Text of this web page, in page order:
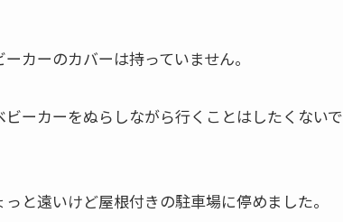
カーのカバーは持っていません。
ビーカーをぬらしながら行くことはしたくない
と遠いけど屋根付きの駐車場に停めました。